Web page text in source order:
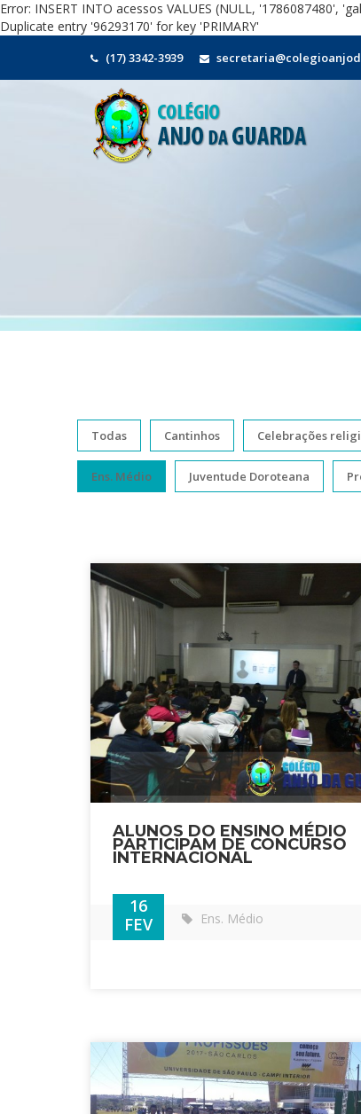
Error: INSERT INTO acessos VALUES (NULL, '1786087480',
Duplicate entry '96293170' for key 'PRIMARY'
(17) 3342-3939
Todas Cantinhos Celebrações
Ens. Médio Juventude Doroteana
ALUNOS DO ENSINO MÉDIO
PARTICIPAM DE CONCURSO
INTERNACIONAL
16
FEV
Ens. Médio